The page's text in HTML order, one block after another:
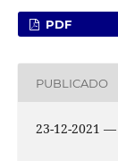
PDF
PUBLICADO
23-12-2021